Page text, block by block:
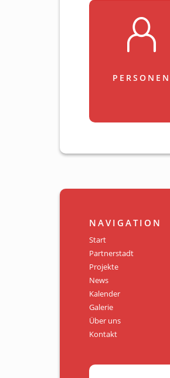
PERSONEN
NAVIGATION
Start
Partnerstadt
Projekte
News
Kalender
Galerie
Über uns
Kontakt